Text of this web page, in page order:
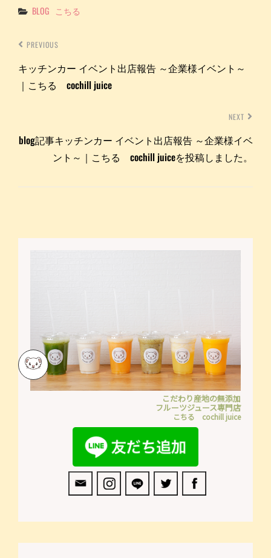
Categories
BLOG こちる
PREVIOUS
キッチンカー イベント出店報告 ～企業様イベント～
｜こちる cochill juice
NEXT
blog記事キッチンカー イベント出店報告 ～企業様イベ
ント～｜こちる cochill juiceを投稿しました。
こだわり産地の無添加
フルーツジュース専門店
こちる cochill juice